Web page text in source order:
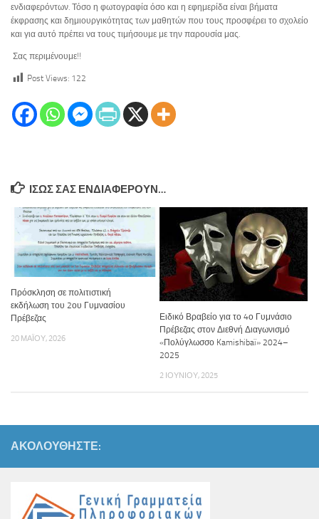
ενδιαφερόντων. Τόσο η φωτογραφία όσο και η εφημερίδα είναι βήματα
έκφρασης και δημιουργικότητας των μαθητών που τους προσφέρει το σχολείο
και για αυτό πρέπει να τους τιμήσουμε με την παρουσία μας.
Σας περιμένουμε!!
Post Views: 122
ΊΣΩΣ ΣΑΣ ΕΝΔΙΑΦΈΡΟΥΝ…
Πρόσκληση σε πολιτιστική
εκδήλωση του 2ου Γυμνασίου
Πρέβεζας
20 ΜΑΪ́ΟΥ, 2026
Ειδικό Βραβείο για το 4ο Γυμνάσιο
Πρέβεζας στον Διεθνή Διαγωνισμό
«Πολύγλωσσο Kamishibaï» 2024–
2025
2 ΙΟΥΝΊΟΥ, 2025
ΑΚΟΛΟΥΘΉΣΤΕ: